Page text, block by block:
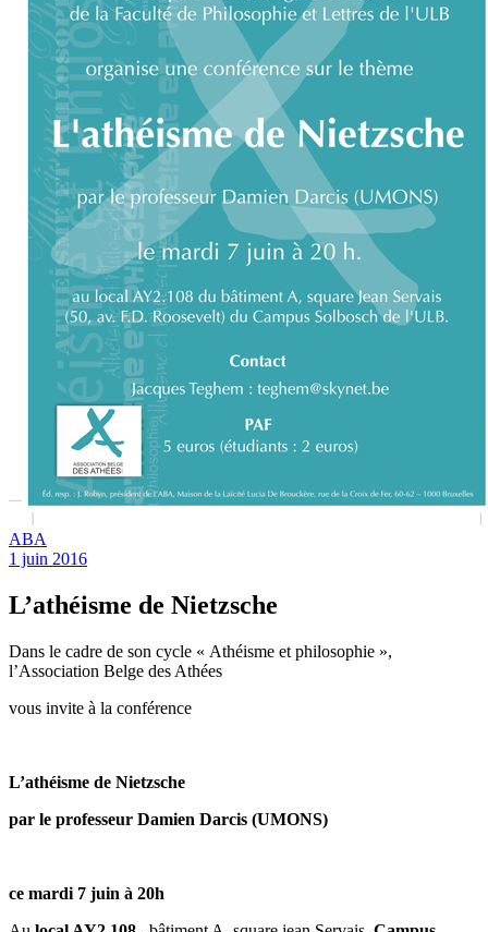
ABA
1 juin 2016
L’athéisme de Nietzsche
Dans le cadre de son cycle « Athéisme et philosophie »,
l’Association Belge des Athées
vous invite à la conférence
L’athéisme de Nietzsche
par le professeur Damien Darcis (UMONS)
ce mardi 7 juin à 20h